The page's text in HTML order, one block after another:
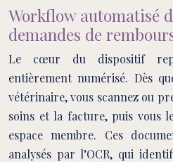
Workflow automatisé
demandes de
Le cœur du dispositif
entièrement numérisé. Dès
vétérinaire, vous scannez ou
soins et la facture, puis vous
espace membre. Ces
analysés par l’OCR, qui